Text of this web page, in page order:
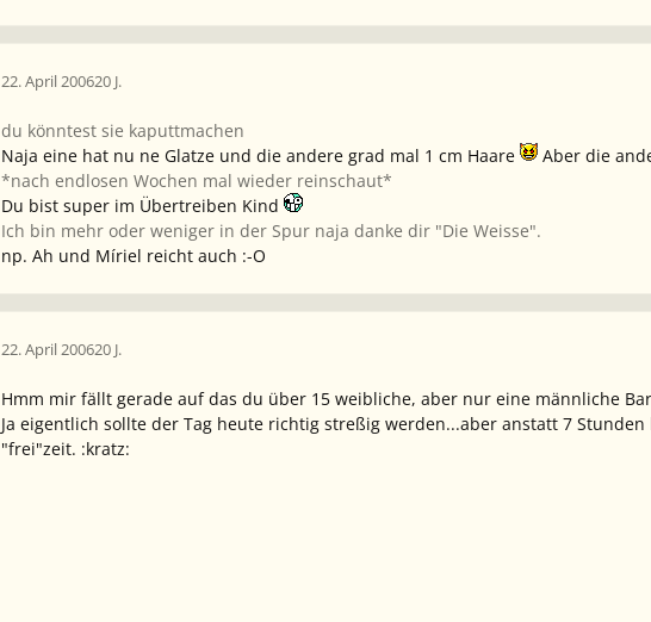
22. April 200620 J.
du könntest sie kaputtmachen
Naja eine hat nu ne Glatze und die andere grad mal 1 cm Haare
Aber die
*nach endlosen Wochen mal wieder reinschaut*
Du bist super im Übertreiben Kind
Ich bin mehr oder weniger in der Spur naja danke dir "Die Weisse".
np. Ah und Míriel reicht auch :-O
22. April 200620 J.
Hmm mir fällt gerade auf das du über 15 weibliche, aber nur eine männliche
Ja eigentlich sollte der Tag heute richtig streßig werden...aber anstatt 7
"frei"zeit. :kratz: